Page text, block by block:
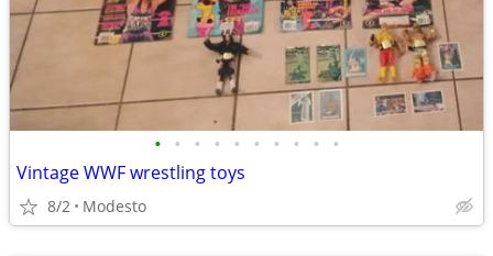
• • • • • • • • • •
Vintage WWF wrestling toys
8/2 Modesto